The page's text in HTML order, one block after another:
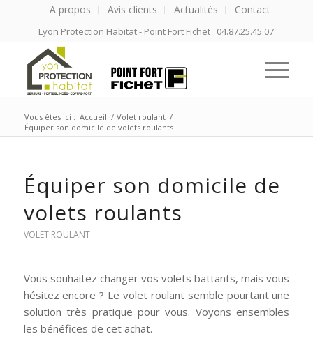
A propos Avis clients Actualités Contact
Lyon Protection Habitat - Point Fort Fichet 04.87.25.45.07
Vous êtes ici : Accueil / Volet roulant /
Équiper son domicile de volets roulants
Équiper son domicile de
volets roulants
VOLET ROULANT
Vous souhaitez changer vos volets battants, mais vous
hésitez encore ? Le volet roulant semble pourtant une
solution très pratique pour vous. Voyons ensembles
les bénéfices de cet achat.